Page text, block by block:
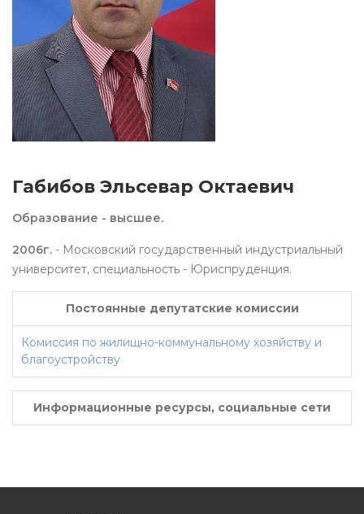
Габибов Эльсевар Октаевич
Образование - высшее.
2006г. - Московский государственный индустриальный
университет, специальность - Юриспруденция.
Постоянные депутатские комиссии
Комиссия по жилищно-коммунальному хозяйству и
благоустройству
Информационные ресурсы, социальные сети